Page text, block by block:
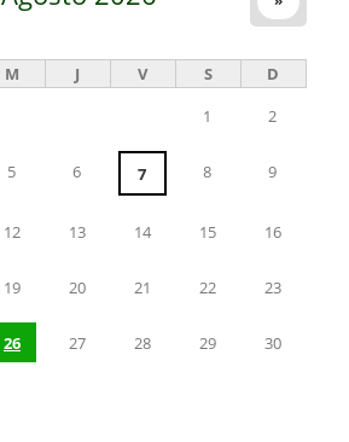
M J V S
D
1
2
5 6 7 8 9
12 13 14 15 16
19 20 21 22 23
26 27 28 29 30